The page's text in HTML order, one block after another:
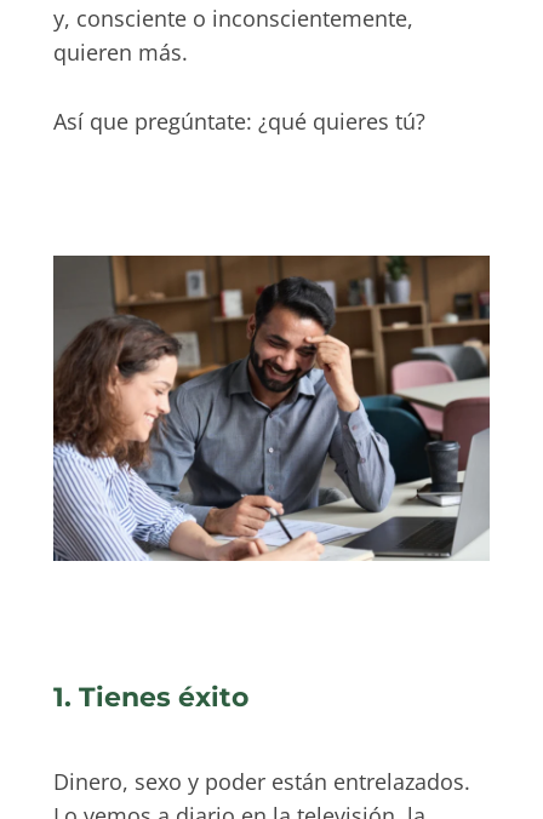
y, consciente o inconscientemente,
quieren más.
Así que pregúntate: ¿qué quieres tú?
1. Tienes éxito
Dinero, sexo y poder están entrelazados.